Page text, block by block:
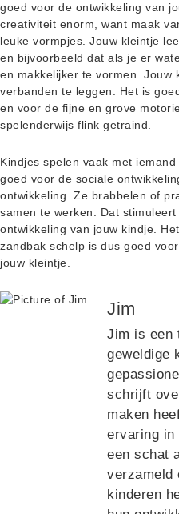
goed voor de ontwikkeling van
creativiteit enorm, want maak
leuke vormpjes. Jouw kleintje
en bijvoorbeeld dat als je er
en makkelijker te vormen. Jouw
verbanden te leggen. Het is
en voor de fijne en grove
spelenderwijs flink getraind.
Kindjes spelen vaak met
goed voor de sociale
ontwikkeling. Ze brabbelen of
samen te werken. Dat
ontwikkeling van jouw kindje.
zandbak schelp is dus goed
jouw kleintje.
Jim
Jim is een
geweldige
schrijft
maken
ervaring in
een schat
verzameld
kinderen